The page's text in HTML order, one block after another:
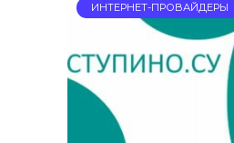
ИНТЕРНЕТ-ПРОВАЙДЕРЫ